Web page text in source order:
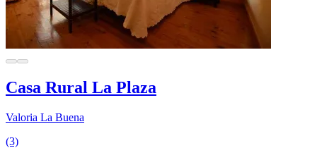
Casa Rural La Plaza
Valoria La Buena
(3)